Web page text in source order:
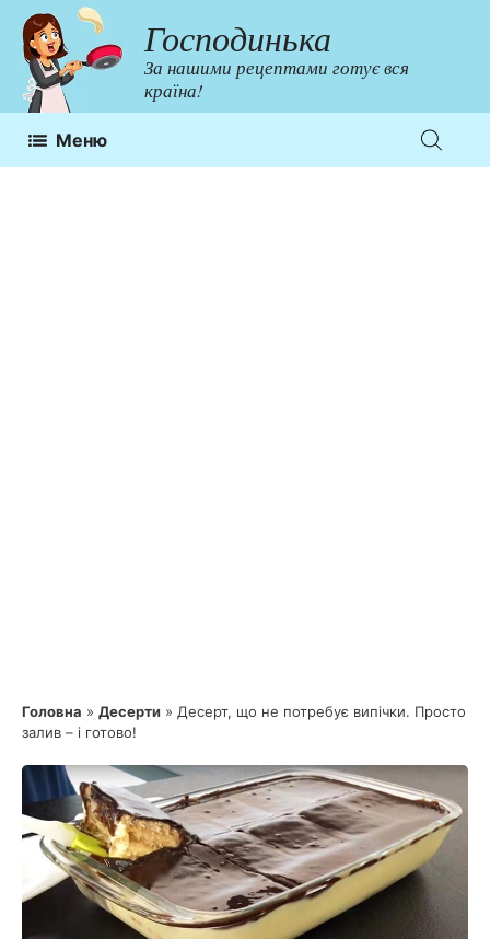
Перейти
до
контенту
Господинька
За нашими рецептами готує вся
країна!
Меню
Головна » Десерти » Десерт, що не потребує випічки. Просто
залив – і готово!